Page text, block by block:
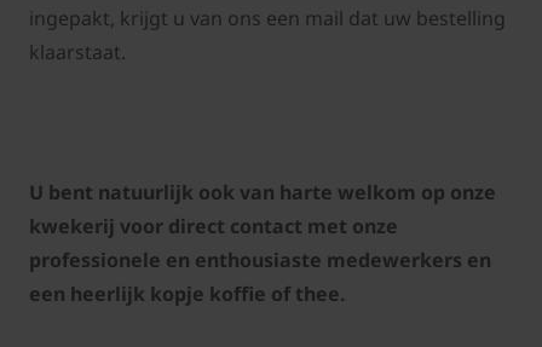
ingepakt, krijgt u van ons een mail dat uw bestelling
klaarstaat.
U bent natuurlijk ook van harte welkom op onze
kwekerij voor direct contact met onze
professionele en enthousiaste medewerkers en
een heerlijk kopje koffie of thee.